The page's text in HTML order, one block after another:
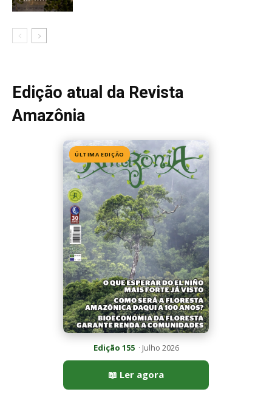
Edição atual da Revista
Amazônia
ÚLTIMA EDIÇÃO
Edição 155· Julho 2026
📖 Ler agora